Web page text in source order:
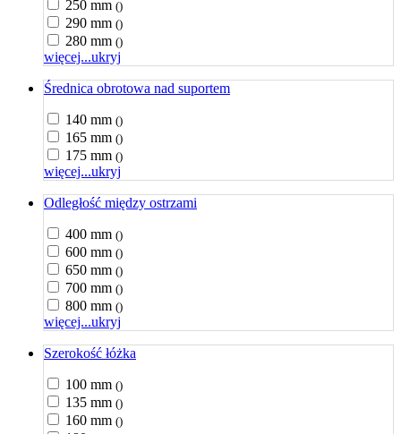
250 mm ()
290 mm ()
280 mm ()
więcej...ukryj
Średnica obrotowa nad suportem
140 mm ()
165 mm ()
175 mm ()
więcej...ukryj
Odległość między ostrzami
400 mm ()
600 mm ()
650 mm ()
700 mm ()
800 mm ()
więcej...ukryj
Szerokość łóżka
100 mm ()
135 mm ()
160 mm ()